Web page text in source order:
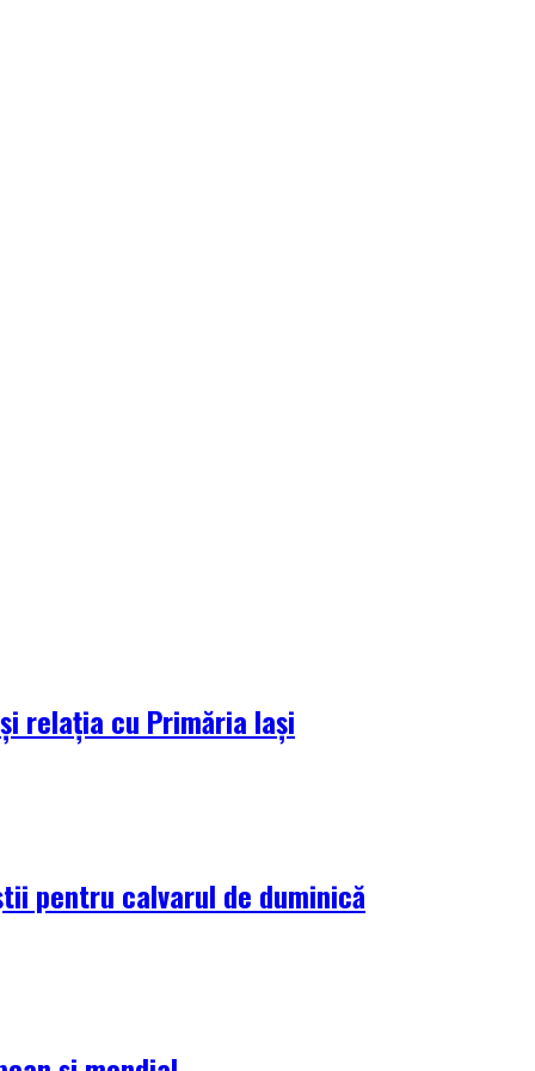
relația cu Primăria Iași
pentru calvarul de duminică